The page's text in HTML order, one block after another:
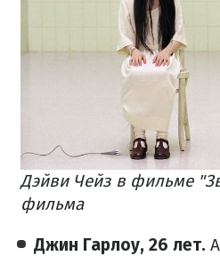
Дэйви Чейз в фильме
фильма
Джин Гарлоу, 26 лет.